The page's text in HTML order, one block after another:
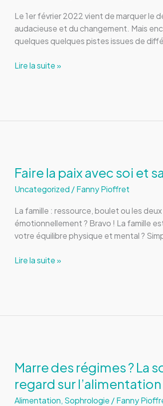
Le 1er février 2022 vient de marquer le
audacieuse et du changement. Mais
quelques quelques pistes issues de
En
Lire la suite »
Faire la paix avec soi et
Uncategorized /Fanny Pioffret
La famille : ressource, boulet ou les
émotionnellement ? Bravo ! La famille
votre équilibre physique et mental ?
Faire
Lire la suite »
Marre des régimes ? La
regard sur l’alimentation
Alimentation, Sophrologie /Fanny